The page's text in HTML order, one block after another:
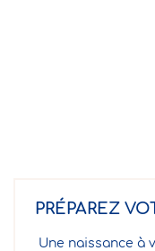
PRÉPAREZ
Une naissance à